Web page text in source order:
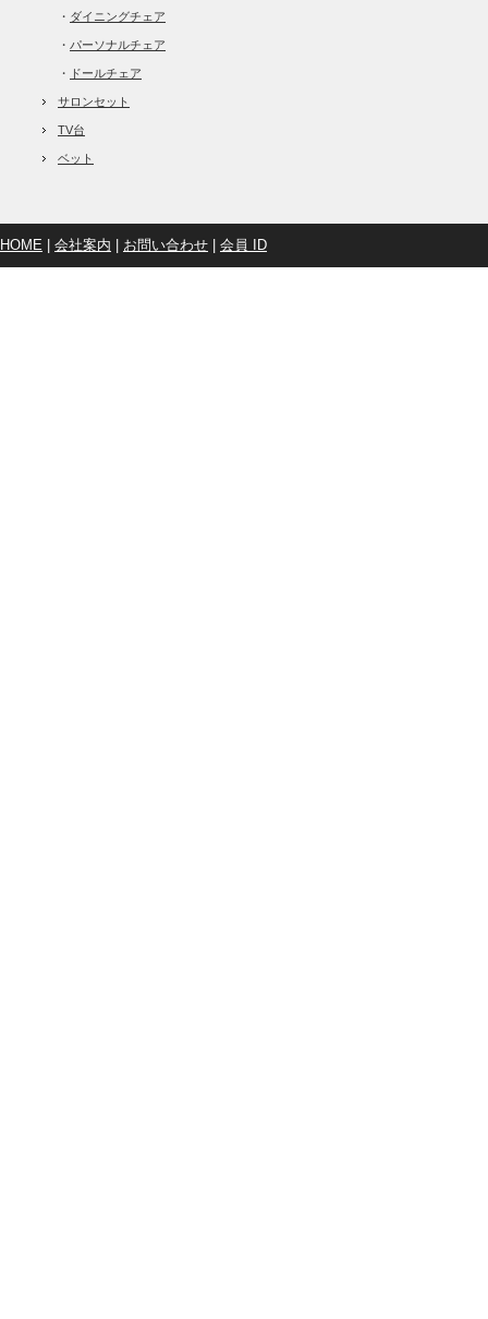
・ ダイニングチェア
・ パーソナルチェア
・ ドールチェア
サロンセット
TV台
ベット
HOME 会社案内 お問い合わせ 会員 ID